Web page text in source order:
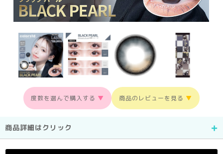
度数を選んで購入する ▼ 商品のレビューを見る ▼
商品詳細はクリック